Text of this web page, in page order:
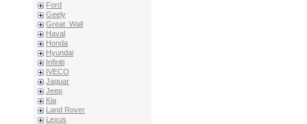
Ford
Geely
Great_Wall
Haval
Honda
Hyundai
Infiniti
IVECO
Jaguar
Jeep
Kia
Land Rover
Lexus